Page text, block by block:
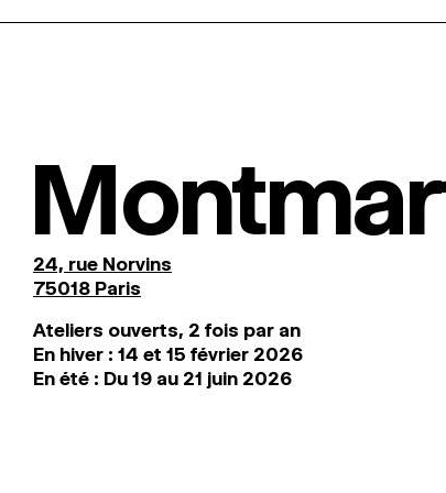
24, rue Norvins
75018 Paris
Ateliers ouverts, 2 fois par an
En hiver : 14 et 15 février 2026
En été : Du 19 au 21 juin 2026